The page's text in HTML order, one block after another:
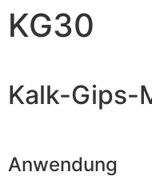
KG30
Kalk-Gips-
Anwendung